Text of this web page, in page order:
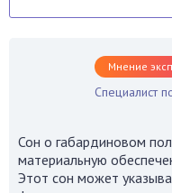
Мнение
Специалист
Сон о габардиновом
материальную
Этот сон может